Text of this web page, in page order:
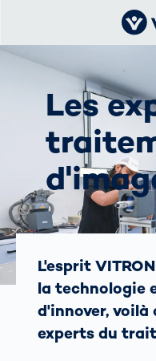
Les
L'esprit
la technologie
d'innover,
experts du